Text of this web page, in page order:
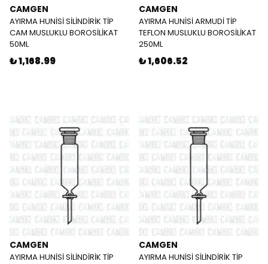
CAMGEN
AYIRMA HUNİSİ SİLİNDİRİK TİP
CAM MUSLUKLU BOROSİLİKAT
50ML
₺ 1,168.99
CAMGEN
AYIRMA HUNİSİ ARMUDİ TİP
TEFLON MUSLUKLU BOROSİLİKAT
250ML
₺ 1,606.52
CAMGEN
AYIRMA HUNİSİ SİLİNDİRİK TİP
CAMGEN
AYIRMA HUNİSİ SİLİNDİRİK TİP